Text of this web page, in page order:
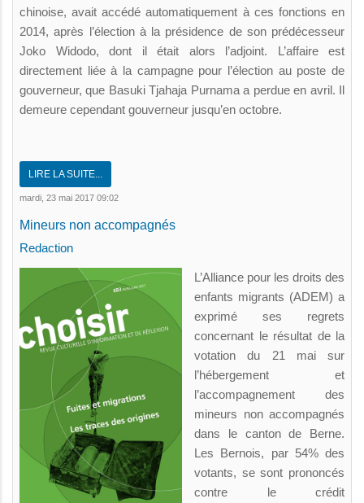
chinoise, avait accédé automatiquement à ces fonctions en
2014, après l’élection à la présidence de son prédécesseur
Joko Widodo, dont il était alors l’adjoint. L’affaire est
directement liée à la campagne pour l’élection au poste de
gouverneur, que Basuki Tjahaja Purnama a perdue en avril. Il
demeure cependant gouverneur jusqu’en octobre.
LIRE LA SUITE...
mardi, 23 mai 2017 09:02
Mineurs non accompagnés
Redaction
L’Alliance pour les droits des
enfants migrants (ADEM) a
exprimé ses regrets
concernant le résultat de la
votation du 21 mai sur
l’hébergement et
l’accompagnement des
mineurs non accompagnés
dans le canton de Berne.
Les Bernois, par 54% des
votants, se sont prononcés
contre le crédit